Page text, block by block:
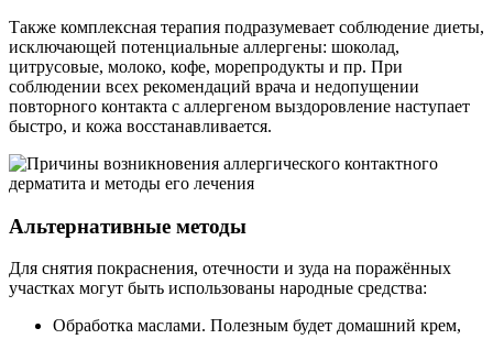
Также комплексная терапия подразумевает соблюдение диеты,
исключающей потенциальные аллергены: шоколад,
цитрусовые, молоко, кофе, морепродукты и пр. При
соблюдении всех рекомендаций врача и недопущении
повторного контакта с аллергеном выздоровление наступает
быстро, и кожа восстанавливается.
Альтернативные методы
Для снятия покраснения, отечности и зуда на поражённых
участках могут быть использованы народные средства:
Обработка маслами. Полезным будет домашний крем,